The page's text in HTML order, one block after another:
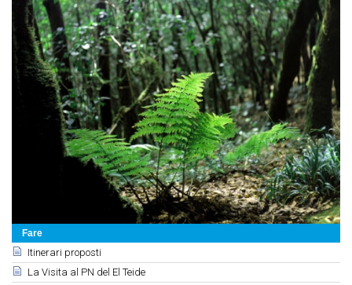
Fare
Itinerari proposti
La Visita al PN del El Teide